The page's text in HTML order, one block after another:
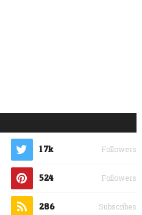
1.7k Followers
524 Followers
286 Subscribes